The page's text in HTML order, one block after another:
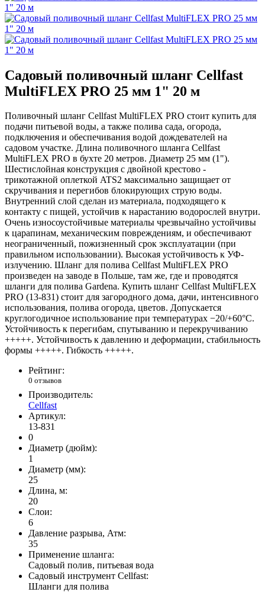
Садовый поливочный шланг Cellfast
MultiFLEX PRO 25 мм 1" 20 м
Поливочный шланг Cellfast MultiFLEX PRO стоит купить для
подачи питьевой воды, а также полива сада, огорода,
подключения и обеспечивания водой дождевателей на
садовом участке. Длина поливочного шланга Cellfast
MultiFLEX PRO в бухте 20 метров. Диаметр 25 мм (1").
Шестислойная конструкция с двойной крестово -
трикотажной оплеткой ATS2 максимально защищает от
скручивания и перегибов блокирующих струю воды.
Внутренний слой сделан из материала, подходящего к
контакту с пищей, устойчив к нарастанию водорослей внутри.
Очень износоустойчивые материалы чрезвычайно устойчивы
к царапинам, механическим повреждениям, и обеспечивают
неограниченный, пожизненный срок эксплуатации (при
правильном использовании). Высокая устойчивость к УФ-
излучению. Шланг для полива Cellfast MultiFLEX PRO
произведен на заводе в Польше, там же, где и проводятся
шланги для полива Gardena. Купить шланг Cellfast MultiFLEX
PRO (13-831) стоит для загородного дома, дачи, интенсивного
использования, полива огорода, цветов. Допускается
круглогодичное использование при температурах −20/+60°C.
Устойчивость к перегибам, спутыванию и перекручиванию
+++++. Устойчивость к давлению и деформации, стабильность
формы +++++. Гибкость +++++.
Рейтинг:
0 отзывов
Производитель:
Cellfast
Артикул:
13-831
0
Диаметр (дюйм):
1
Диаметр (мм):
25
Длина, м:
20
Слои:
6
Давление разрыва, Атм:
35
Применение шланга:
Садовый полив, питьевая вода
Садовый инструмент Cellfast:
Шланги для полива